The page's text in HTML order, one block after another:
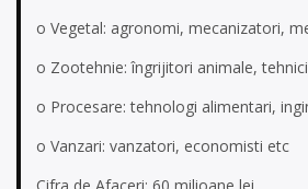
o Vegetal: agronomi, mecanizatori,
o Zootehnie: îngrijitori animale,
o Procesare: tehnologi alimentari,
o Vanzari: vanzatori, economisti etc